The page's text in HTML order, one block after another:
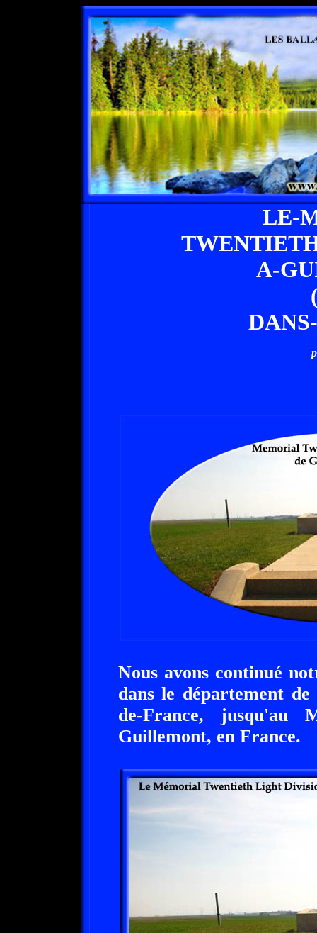
LE-
A-
Nous avons continué
dans le département
de-France, jusqu'au
Guillemont, en France.